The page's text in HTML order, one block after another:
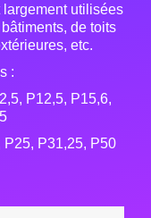
largement utilisées
de toits
etc.
:
P12,5, P15,6,
P25, P31,25, P50